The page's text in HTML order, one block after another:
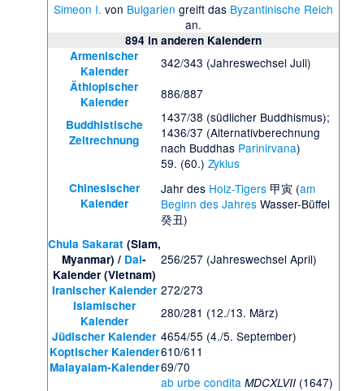
Simeon I. von Bulgarien greift das Byzantinische Reich
an.
894 in anderen Kalendern
Armenischer
Kalender
342/343 (Jahreswechsel Juli)
Äthiopischer
Kalender
886/887
Buddhistische
Zeitrechnung
1437/38 (südlicher Buddhismus);
1436/37 (Alternativberechnung
nach Buddhas Parinirvana)
Chinesischer
Kalender
59. (60.) Zyklus
Jahr des Holz-Tigers甲寅 (am
Beginn des JahresWasser-Büffel
癸丑)
Chula Sakarat(Siam,
Myanmar) / Dai-
Kalender (Vietnam)
256/257 (Jahreswechsel April)
Iranischer Kalender 272/273
Islamischer
Kalender
280/281 (12./13. März)
Jüdischer Kalender 4654/55 (4./5. September)
Koptischer Kalender610/611
Malayalam-Kalender69/70
ab urbe condita MDCXLVII(1647)